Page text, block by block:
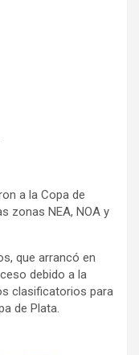
a la Copa de
zonas NEA, NOA y
que arrancó en
debido a la
clasificatorios para
de Plata.